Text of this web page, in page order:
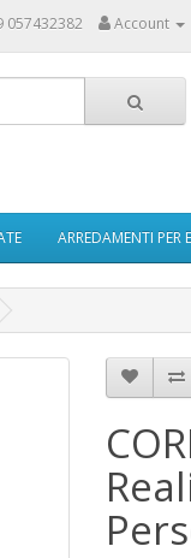
057432382 Account
ARREDAMENTI PER